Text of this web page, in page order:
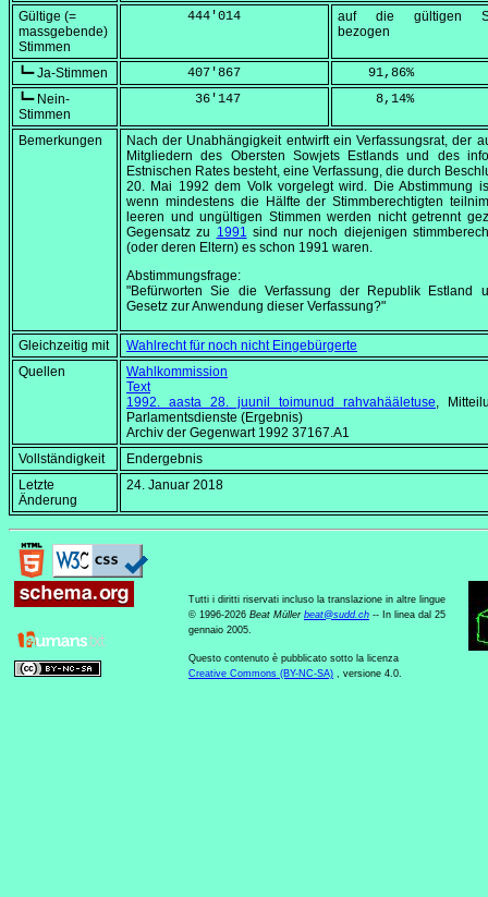
Gültige (=
massgebende)
Stimmen
        444'014
auf die gültigen
bezogen
┗━ Ja-Stimmen
        407'867
    91,86
%
┗━ Nein-
Stimmen
         36'147
     8,14
%
Bemerkungen
Nach der Unabhängigkeit entwirft ein Verfassungsrat, der
Mitgliedern des Obersten Sowjets Estlands und des
Estnischen Rates besteht, eine Verfassung, die durch
20. Mai 1992 dem Volk vorgelegt wird. Die Abstimmung
wenn mindestens die Hälfte der Stimmberechtigten
leeren und ungültigen Stimmen werden nicht getrennt
Gegensatz zu 1991 sind nur noch diejenigen
(oder deren Eltern) es schon 1991 waren.
Abstimmungsfrage:
"Befürworten Sie die Verfassung der Republik Estland
Gesetz zur Anwendung dieser Verfassung?"
Gleichzeitig mit
Wahlrecht für noch nicht Eingebürgerte
Quellen
Wahlkommission
Text
1992. aasta 28. juunil toimunud rahvahääletuse,
Parlamentsdienste (Ergebnis)
Archiv der Gegenwart 1992 37167.A1
Vollständigkeit
Endergebnis
Letzte
Änderung
24. Januar 2018
Tutti i diritti riservati incluso la translazione in altre lingue
© 1996-2026 Beat Müller beat@sudd.ch -- In linea dal 25
gennaio 2005.
Questo contenuto è pubblicato sotto la licenza
Creative Commons (BY-NC-SA) , versione 4.0.